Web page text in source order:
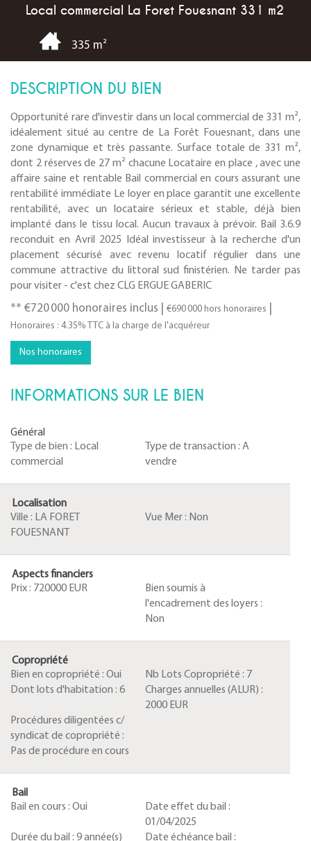
Local commercial La Foret Fouesnant 331 m2
335 m²
DESCRIPTION DU BIEN
Opportunité rare d'investir dans un local commercial de 331 m²,
idéalement situé au centre de La Forêt Fouesnant, dans une
zone dynamique et très passante. Surface totale de 331 m²,
dont 2 réserves de 27 m² chacune Locataire en place , avec une
affaire saine et rentable Bail commercial en cours assurant une
rentabilité immédiate Le loyer en place garantit une excellente
rentabilité, avec un locataire sérieux et stable, déjà bien
implanté dans le tissu local. Aucun travaux à prévoir. Bail 3.6.9
reconduit en Avril 2025 Idéal investisseur à la recherche d'un
placement sécurisé avec revenu locatif régulier dans une
commune attractive du littoral sud finistérien. Ne tarder pas
pour visiter - c'est chez CLG ERGUE GABERIC
** €720 000 honoraires inclus €690 000 hors honoraires
Honoraires : 4.35% TTC à la charge de l'acquéreur
Nos honoraires
INFORMATIONS SUR LE BIEN
Général
Type de bien : Local
commercial
Type de transaction : A
vendre
Localisation
Ville : LA FORET
FOUESNANT
Vue Mer : Non
Aspects financiers
Prix : 720000 EUR
Bien soumis à
l'encadrement des loyers :
Non
Copropriété
Bien en copropriété : Oui Nb Lots Copropriété : 7
Dont lots d'habitation : 6
Charges annuelles (ALUR) :
2000 EUR
Procédures diligentées c/
syndicat de copropriété :
Pas de procédure en cours
Bail
Bail en cours : Oui
Date effet du bail :
01/04/2025
Durée du bail : 9 année(s) Date échéance bail :